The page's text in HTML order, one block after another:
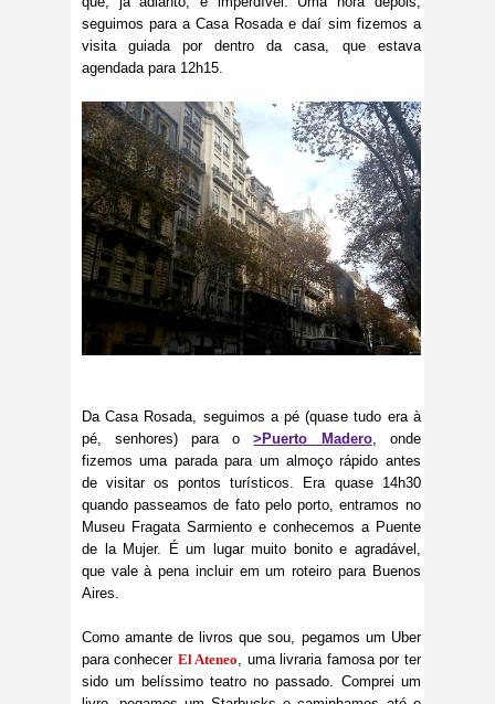
seguimos para a Casa Rosada e daí sim fizemos a
visita guiada por dentro da casa, que estava
agendada para 12h15.
Da Casa Rosada, seguimos a pé (quase tudo era à
pé, senhores) para o>Puerto Madero, onde
fizemos uma parada para um almoço rápido antes
de visitar os pontos turísticos. Era quase 14h30
quando passeamos de fato pelo porto, entramos no
Museu Fragata Sarmiento e conhecemos a Puente
de la Mujer. É um lugar muito bonito e agradável,
que vale à pena incluir em um roteiro para Buenos
Aires.
Como amante de livros que sou, pegamos um Uber
para conhecer El Ateneo, uma livraria famosa por ter
sido um belíssimo teatro no passado. Comprei um